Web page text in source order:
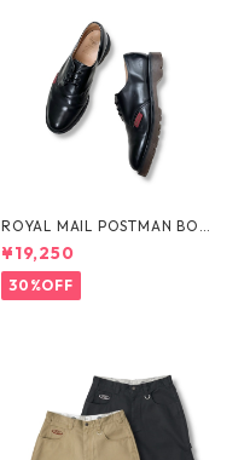
ROYAL MAIL POSTMAN BOO
TS by Dr.MARTENS
¥19,250
30%OFF